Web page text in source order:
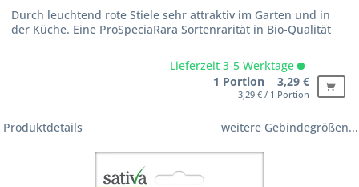
Durch leuchtend rote Stiele sehr attraktiv im Garten und in
der Küche. Eine ProSpeciaRara Sortenrarität in Bio-Qualität
Lieferzeit 3-5 Werktage
1 Portion 3,29 €
3,29 € / 1 Portion
Produktdetails weitere Gebindegrößen...